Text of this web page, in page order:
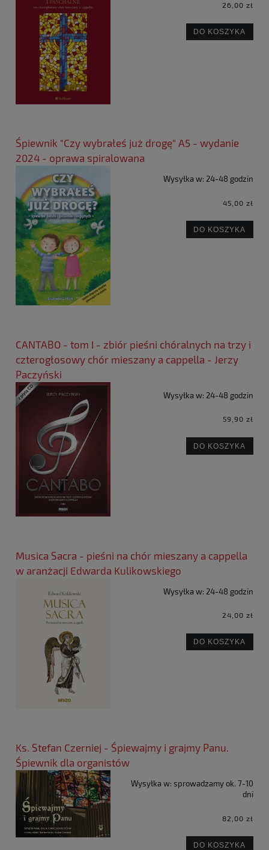
26,00 zł
DO KOSZYKA
Śpiewnik "Czy wybrałeś już drogę" A5 - wydanie
2024 - oprawa spiralowana
Wysyłka w: 24-48 godzin
45,00 zł
DO KOSZYKA
CANTABO - tom I - zbiór pieśni chóralnych na trzy i
czterogłosowy chór mieszany a cappella - Jerzy
Paczyński
Wysyłka w: 24-48 godzin
59,90 zł
DO KOSZYKA
Musica Sacra - pieśni na chór mieszany a cappella
w aranżacji Edwarda Kulikowskiego
Wysyłka w: 24-48 godzin
24,00 zł
DO KOSZYKA
Ks. Stefan Czerniej - Śpiewajmy i grajmy Panu.
Śpiewnik dla organistów
Wysyłka w: sprowadzamy ok. 7-10
dni
82,00 zł
DO KOSZYKA